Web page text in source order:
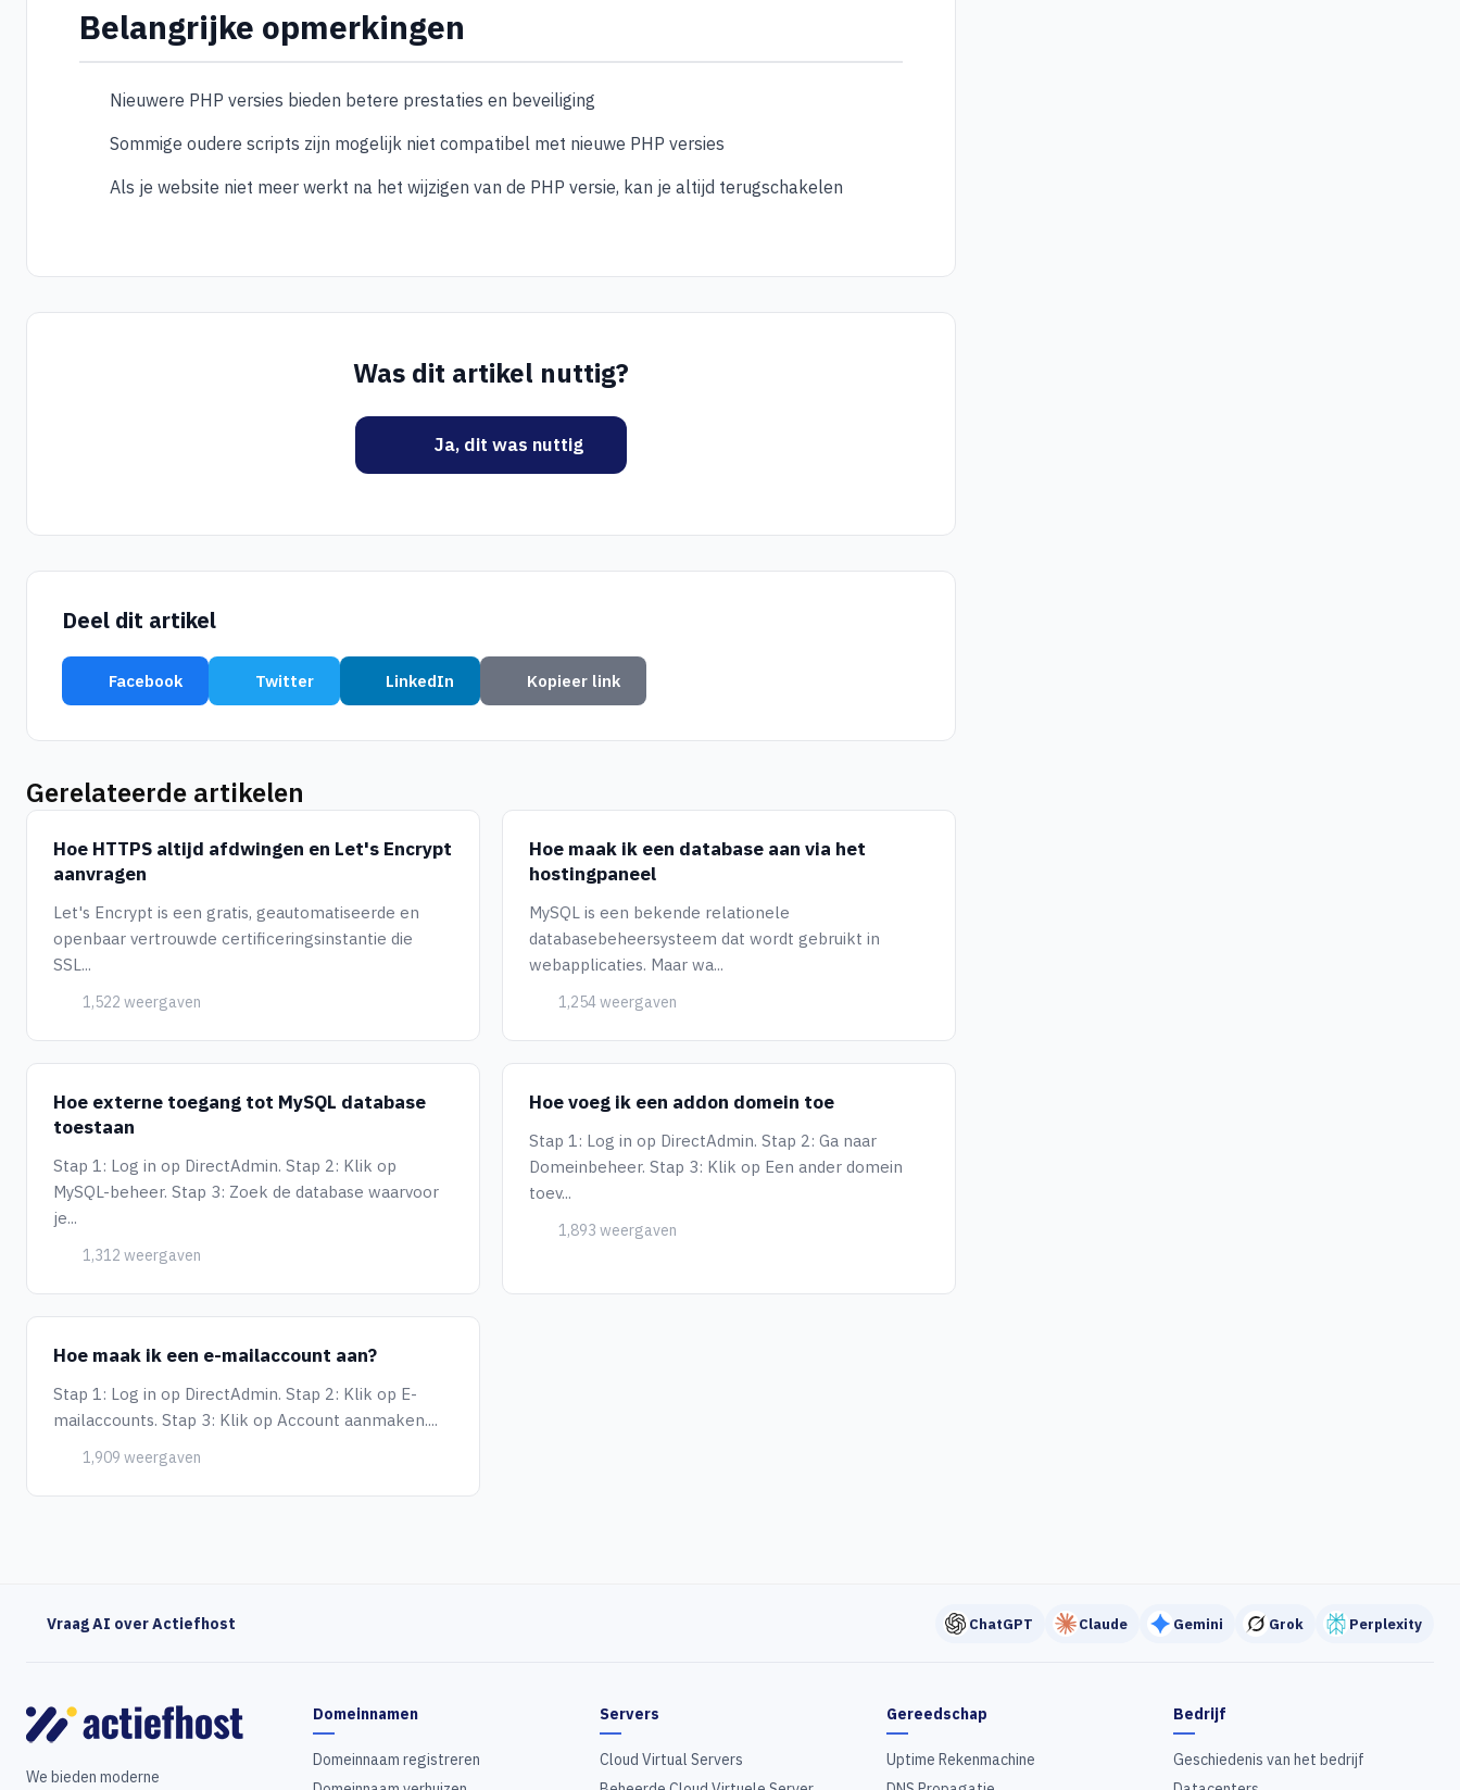
Belangrijke opmerkingen
Nieuwere PHP versies bieden betere prestaties en beveiliging
Sommige oudere scripts zijn mogelijk niet compatibel met nieuwe PHP versies
Als je website niet meer werkt na het wijzigen van de PHP versie, kan je altijd terugschakelen
Was dit artikel nuttig?
Ja, dit was nuttig
Deel dit artikel
Facebook Twitter LinkedIn Kopieer link
Gerelateerde artikelen
Hoe HTTPS altijd afdwingen en Let's Encrypt
aanvragen
Let's Encrypt is een gratis, geautomatiseerde en
openbaar vertrouwde certificeringsinstantie die
SSL...
1,522 weergaven
Hoe maak ik een database aan via het
hostingpaneel
MySQL is een bekende relationele
databasebeheersysteem dat wordt gebruikt in
webapplicaties. Maar wa...
1,254 weergaven
Hoe externe toegang tot MySQL database
toestaan
Stap 1: Log in op DirectAdmin. Stap 2: Klik op
MySQL-beheer. Stap 3: Zoek de database waarvoor
je...
1,312 weergaven
Hoe voeg ik een addon domein toe
Stap 1: Log in op DirectAdmin. Stap 2: Ga naar
Domeinbeheer. Stap 3: Klik op Een ander domein
toev...
1,893 weergaven
Hoe maak ik een e-mailaccount aan?
Stap 1: Log in op DirectAdmin. Stap 2: Klik op E-
mailaccounts. Stap 3: Klik op Account aanmaken....
1,909 weergaven
Vraag AI over Actiefhost ChatGPT Claude Gemini Grok Perplexity
We bieden moderne
Domeinnamen
Domeinnaam registreren
Servers
Cloud Virtual Servers
Gereedschap
Uptime Rekenmachine
Bedrijf
Geschiedenis van het bedrijf